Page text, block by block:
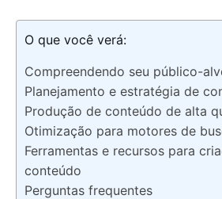
O que você verá:
Compreendendo seu público-
Planejamento e estratégia de
Produção de conteúdo de alta
Otimização para motores de
Ferramentas e recursos para
conteúdo
Perguntas frequentes